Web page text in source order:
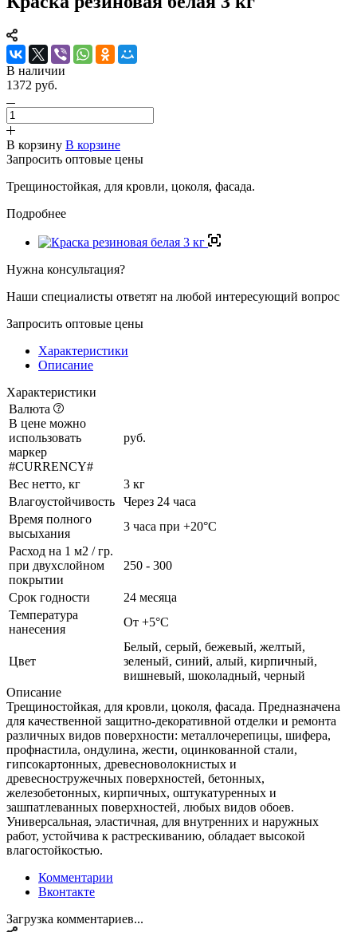
В наличии
1372 руб.
В корзину В корзине
Запросить оптовые цены
Трещиностойкая, для кровли, цоколя, фасада.
Подробнее
Нужна консультация?
Наши специалисты ответят на любой интересующий вопрос
Запросить оптовые цены
Характеристики
Описание
Характеристики
Валюта
В цене можно
использовать
маркер
#CURRENCY#
руб.
Вес нетто, кг
3 кг
Влагоустойчивость
Через 24 часа
Время полного
высыхания
3 часа при +20°С
Расход на 1 м2 / гр.
при двухслойном
покрытии
250 - 300
Срок годности
24 месяца
Температура
нанесения
От +5°C
Цвет
Белый, серый, бежевый, желтый,
зеленый, синий, алый, кирпичный,
вишневый, шоколадный, черный
Описание
Трещиностойкая, для кровли, цоколя, фасада. Предназначена
для качественной защитно-декоративной отделки и ремонта
различных видов поверхности: металлочерепицы, шифера,
профнастила, ондулина, жести, оцинкованной стали,
гипсокартонных, древесноволокнистых и
древесностружечных поверхностей, бетонных,
железобетонных, кирпичных, оштукатуренных и
зашпатлеванных поверхностей, любых видов обоев.
Универсальная, эластичная, для внутренних и наружных
работ, устойчива к растрескиванию, обладает высокой
влагостойкостью.
Комментарии
Вконтакте
Загрузка комментариев...